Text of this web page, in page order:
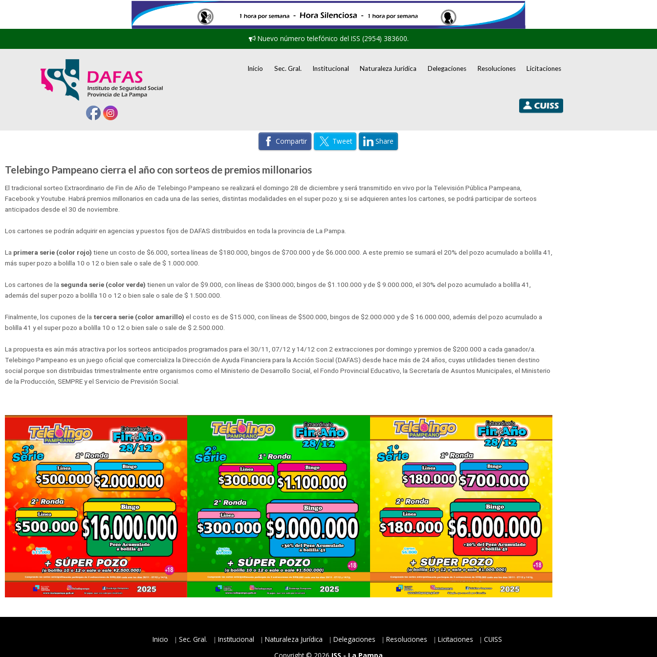
Nuevo número telefónico del ISS (2954) 383600.
Inicio Sec. Gral. Institucional Naturaleza Jurídica Delegaciones Resoluciones Licitaciones
Compartir Tweet Share
Telebingo Pampeano cierra el año con sorteos de premios millonarios
El tradicional sorteo Extraordinario de Fin de Año de Telebingo Pampeano se realizará el domingo 28 de diciembre y será transmitido en vivo por la Televisión Pública Pampeana,
Facebook y Youtube. Habrá premios millonarios en cada una de las series, distintas modalidades en el super pozo y, si se adquieren antes los cartones, se podrá participar de sorteos
anticipados desde el 30 de noviembre.
Los cartones se podrán adquirir en agencias y puestos fijos de DAFAS distribuidos en toda la provincia de La Pampa.
La primera serie (color rojo) tiene un costo de $6.000, sortea líneas de $180.000, bingos de $700.000 y de $6.000.000. A este premio se sumará el 20% del pozo acumulado a bolilla 41,
más super pozo a bolilla 10 o 12 o bien sale o sale de $ 1.000.000.
Los cartones de la segunda serie (color verde) tienen un valor de $9.000, con líneas de $300.000; bingos de $1.100.000 y de $ 9.000.000, el 30% del pozo acumulado a bolilla 41,
además del super pozo a bolilla 10 o 12 o bien sale o sale de $ 1.500.000.
Finalmente, los cupones de la tercera serie (color amarillo) el costo es de $15.000, con líneas de $500.000, bingos de $2.000.000 y de $ 16.000.000, además del pozo acumulado a
bolilla 41 y el super pozo a bolilla 10 o 12 o bien sale o sale de $ 2.500.000.
La propuesta es aún más atractiva por los sorteos anticipados programados para el 30/11, 07/12 y 14/12 con 2 extracciones por domingo y premios de $200.000 a cada ganador/a.
Telebingo Pampeano es un juego oficial que comercializa la Dirección de Ayuda Financiera para la Acción Social (DAFAS) desde hace más de 24 años, cuyas utilidades tienen destino
social porque son distribuidas trimestralmente entre organismos como el Ministerio de Desarrollo Social, el Fondo Provincial Educativo, la Secretaría de Asuntos Municipales, el Ministerio
de la Producción, SEMPRE y el Servicio de Previsión Social.
Inicio Sec. Gral. Institucional Naturaleza Jurídica Delegaciones Resoluciones Licitaciones
CUISS